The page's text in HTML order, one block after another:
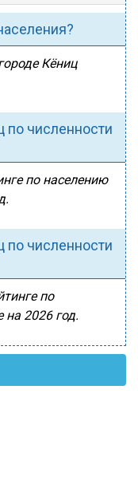
Кёниц
по численности
по населению
по численности
по
2026 год.